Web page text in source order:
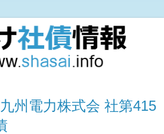
九州電力株式会 社第415